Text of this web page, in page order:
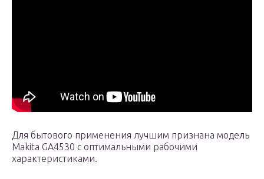
Для бытового применения лучшим признана модель
Makita GA4530 с оптимальными рабочими
характеристиками.